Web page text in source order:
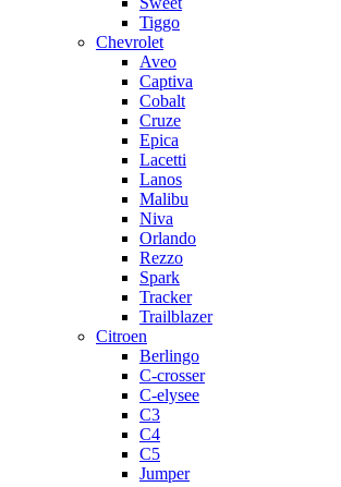
Tiggo
Chevrolet
Aveo
Captiva
Cobalt
Cruze
Epica
Lacetti
Lanos
Malibu
Niva
Orlando
Rezzo
Spark
Tracker
Trailblazer
Citroen
Berlingo
C-crosser
C-elysee
C3
C4
C5
Jumper